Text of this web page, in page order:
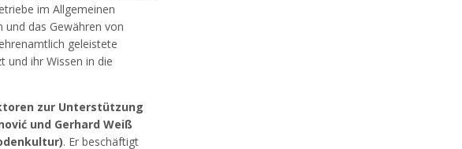
im Allgemeinen
das Gewähren von
geleistete
und ihr Wissen in die
zur Unterstützung
und Gerhard Weiß
. Er beschäftigt